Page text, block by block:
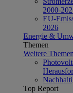
2000-
EU-
2026
Energie &
Themen
Weitere Themen
Top Report